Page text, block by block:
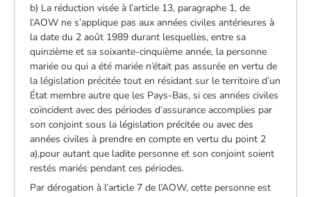
b) La réduction visée à l’article 13, paragraphe 1, de
l’AOW ne s’applique pas aux années civiles antérieures à
la date du 2 août 1989 durant lesquelles, entre sa
quinzième et sa soixante-cinquième année, la personne
mariée ou qui a été mariée n’était pas assurée en vertu de
la législation précitée tout en résidant sur le territoire d’un
État membre autre que les Pays-Bas, si ces années civiles
coïncident avec des périodes d’assurance accomplies par
son conjoint sous la législation précitée ou avec des
années civiles à prendre en compte en vertu du point 2
a),pour autant que ladite personne et son conjoint soient
restés mariés pendant ces périodes.
Par dérogation à l’article 7 de l’AOW, cette personne est